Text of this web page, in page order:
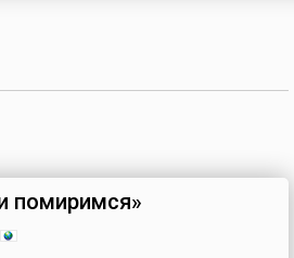
помиримся»